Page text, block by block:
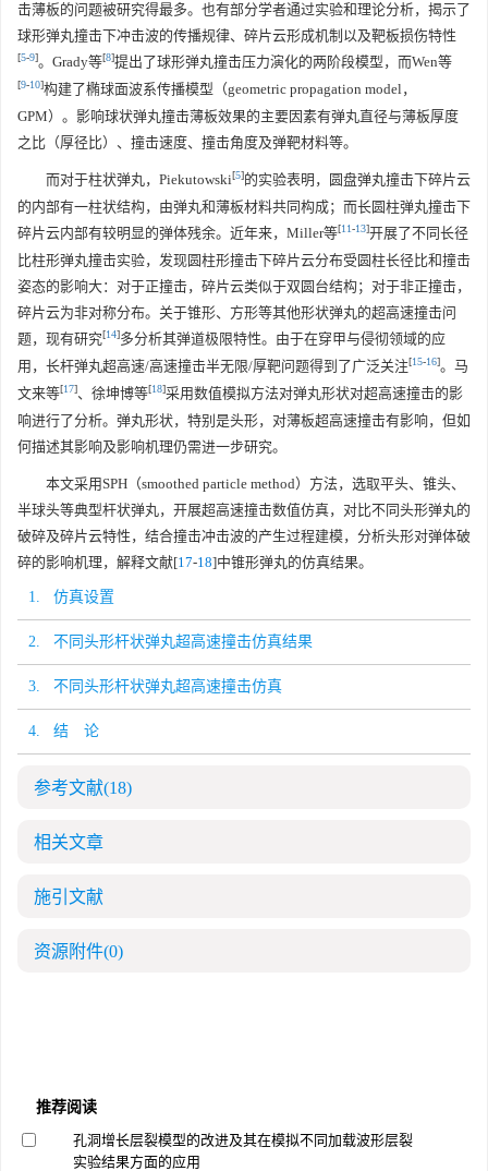
击薄板的问题被研究得最多。也有部分学者通过实验和理论分析，揭示了
球形弹丸撞击下冲击波的传播规律、碎片云形成机制以及靶板损伤特性
[5-9]。Grady等[8]提出了球形弹丸撞击压力演化的两阶段模型，而Wen等
[9-10]构建了椭球面波系传播模型（geometric propagation model，
GPM）。影响球状弹丸撞击薄板效果的主要因素有弹丸直径与薄板厚度
之比（厚径比）、撞击速度、撞击角度及弹靶材料等。
而对于柱状弹丸，Piekutowski[5]的实验表明，圆盘弹丸撞击下碎片云
的内部有一柱状结构，由弹丸和薄板材料共同构成；而长圆柱弹丸撞击下
碎片云内部有较明显的弹体残余。近年来，Miller等[11-13]开展了不同长径
比柱形弹丸撞击实验，发现圆柱形撞击下碎片云分布受圆柱长径比和撞击
姿态的影响大：对于正撞击，碎片云类似于双圆台结构；对于非正撞击，
碎片云为非对称分布。关于锥形、方形等其他形状弹丸的超高速撞击问
题，现有研究[14]多分析其弹道极限特性。由于在穿甲与侵彻领域的应
用，长杆弹丸超高速/高速撞击半无限/厚靶问题得到了广泛关注[15-16]。马
文来等[17]、徐坤博等[18]采用数值模拟方法对弹丸形状对超高速撞击的影
响进行了分析。弹丸形状，特别是头形，对薄板超高速撞击有影响，但如
何描述其影响及影响机理仍需进一步研究。
本文采用SPH（smoothed particle method）方法，选取平头、锥头、
半球头等典型杆状弹丸，开展超高速撞击数值仿真，对比不同头形弹丸的
破碎及碎片云特性，结合撞击冲击波的产生过程建模，分析头形对弹体破
碎的影响机理，解释文献[17-18]中锥形弹丸的仿真结果。
1. 仿真设置
2. 不同头形杆状弹丸超高速撞击仿真结果
3. 不同头形杆状弹丸超高速撞击仿真
4. 结 论
参考文献(18)
相关文章
施引文献
资源附件(0)
推荐阅读
孔洞增长层裂模型的改进及其在模拟不同加载波形层裂
实验结果方面的应用